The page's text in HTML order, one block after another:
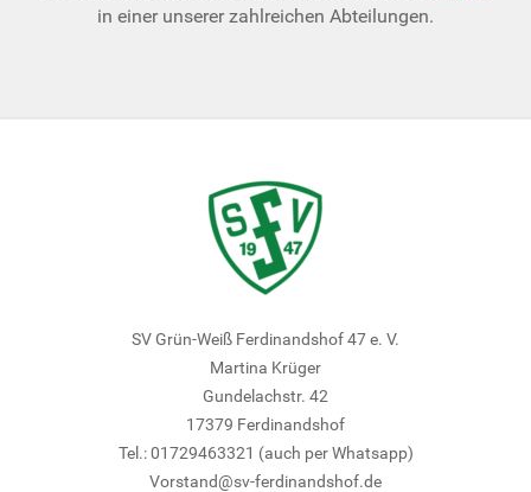
in einer unserer zahlreichen Abteilungen.
SV Grün-Weiß Ferdinandshof 47 e. V.
Martina Krüger
Gundelachstr. 42
17379 Ferdinandshof
Tel.: 01729463321 (auch per Whatsapp)
Vorstand@sv-ferdinandshof.de